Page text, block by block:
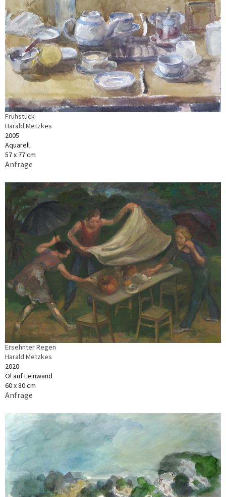
Frühstück
Harald Metzkes
2005
Aquarell
57 x 77 cm
Anfrage
Ersehnter Regen
Harald Metzkes
2020
Öl auf Leinwand
60 x 80 cm
Anfrage